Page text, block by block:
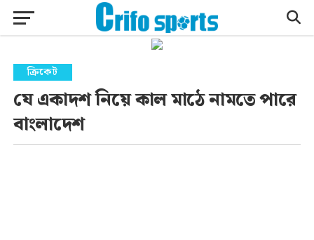
ক্রিকেট
যে একাদশ নিয়ে কাল মাঠে নামতে পারে
বাংলাদেশ